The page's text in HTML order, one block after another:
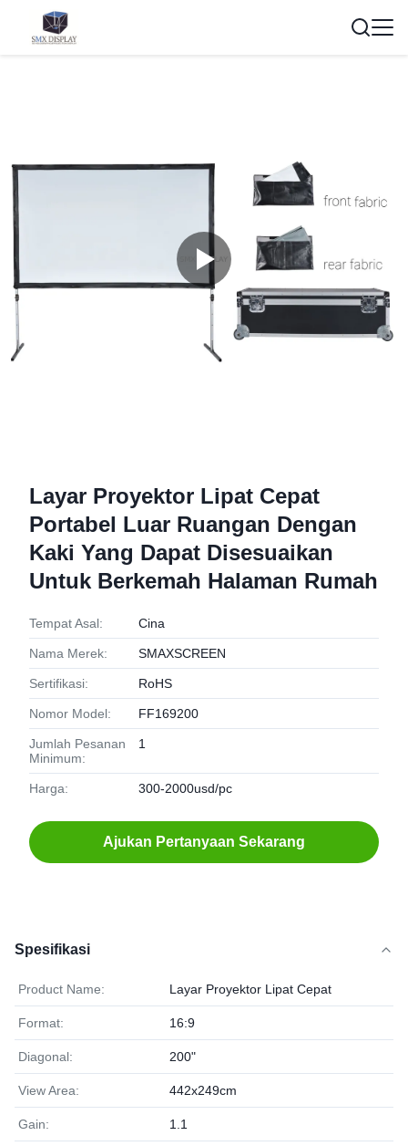
Layar Proyektor Lipat Cepat
Portabel Luar Ruangan Dengan
Kaki Yang Dapat Disesuaikan
Untuk Berkemah Halaman Rumah
Tempat Asal: Cina
Nama Merek: SMAXSCREEN
Sertifikasi: RoHS
Nomor Model: FF169200
Jumlah Pesanan
Minimum:
1
Harga: 300-2000usd/pc
Ajukan Pertanyaan Sekarang
Spesifikasi
Product Name: Layar Proyektor Lipat Cepat
Format: 16:9
Diagonal: 200"
View Area: 442x249cm
Gain: 1.1